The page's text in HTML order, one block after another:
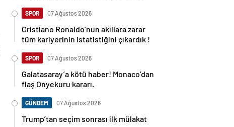
SPOR 07 Ağustos 2026
Cristiano Ronaldo’nun akıllara zarar
tüm kariyerinin istatistiğini çıkardık !
SPOR 07 Ağustos 2026
Galatasaray’a kötü haber! Monaco’dan
flaş Onyekuru kararı.
GÜNDEM 07 Ağustos 2026
Trump’tan seçim sonrası ilk mülakat